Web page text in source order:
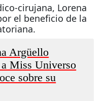
cirujana, Lorena
el beneficio de la
Argüello
a Miss Universo
sobre su